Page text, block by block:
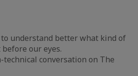
understand better what kind of
our eyes.
technical conversation on The